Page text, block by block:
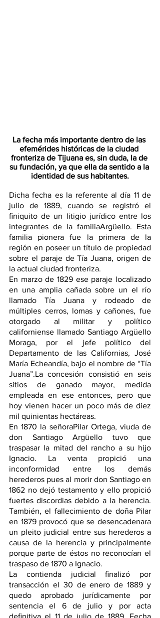
La fecha más importante dentro de las
efemérides históricas de la ciudad
fronteriza de Tijuana es, sin duda, la de
su fundación, ya que ella da sentido a la
identidad de sus habitantes.
Dicha fecha es la referente al día 11 de
julio de 1889, cuando se registró el
ﬁniquito de un litigio jurídico entre los
integrantes de la familiaArgüello. Esta
familia pionera fue la primera de la
región en poseer un título de propiedad
sobre el paraje de Tía Juana, origen de
la actual ciudad fronteriza.
En marzo de 1829 ese paraje localizado
en una amplia cañada sobre un el río
llamado Tía Juana y rodeado de
múltiples cerros, lomas y cañones, fue
otorgado al militar y político
californiense llamado Santiago Argüello
Moraga, por el jefe político del
Departamento de las Californias, José
María Echeandía, bajo el nombre de “Tía
Juana”.La concesión consistió en seis
sitios de ganado mayor, medida
empleada en ese entonces, pero que
hoy vienen hacer un poco más de diez
mil quinientas hectáreas.
En 1870 la señoraPilar Ortega, viuda de
don Santiago Argüello tuvo que
traspasar la mitad del rancho a su hijo
Ignacio. La venta propició una
inconformidad entre los demás
herederos pues al morir don Santiago en
1862 no dejó testamento y ello propició
fuertes discordias debido a la herencia.
También, el fallecimiento de doña Pilar
en 1879 provocó que se desencadenara
un pleito judicial entre sus herederos a
causa de la herencia y principalmente
porque parte de éstos no reconocían el
traspaso de 1870 a Ignacio.
La contienda judicial ﬁnalizó por
transacción el 30 de enero de 1889 y
quedo aprobado jurídicamente por
sentencia el 6 de julio y por acta
deﬁnitiva el 11 de julio de 1889. Fecha